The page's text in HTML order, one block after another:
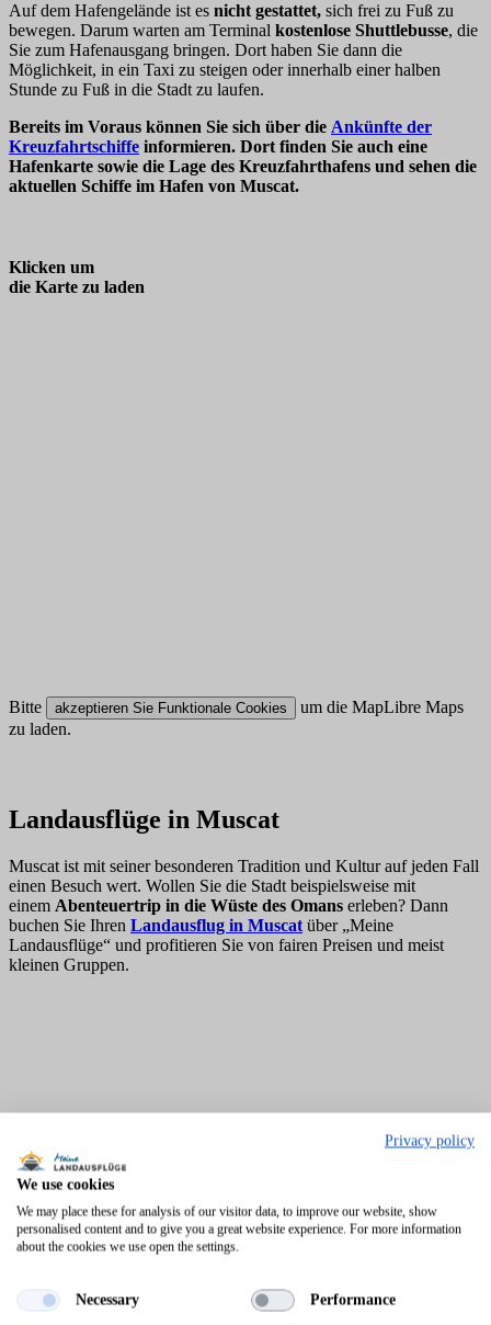
Auf dem Hafengelände ist es nicht gestattet, sich frei zu Fuß zu
bewegen. Darum warten am Terminal kostenlose Shuttlebusse, die
Sie zum Hafenausgang bringen. Dort haben Sie dann die
Möglichkeit, in ein Taxi zu steigen oder innerhalb einer halben
Stunde zu Fuß in die Stadt zu laufen.
Bereits im Voraus können Sie sich über die Ankünfte der
Kreuzfahrtschiffe informieren. Dort finden Sie auch eine
Hafenkarte sowie die Lage des Kreuzfahrthafens und sehen die
aktuellen Schiffe im Hafen von Muscat.
Klicken um
die Karte zu laden
Bitte akzeptieren Sie Funktionale Cookies
um die MapLibre Maps
zu laden.
Landausflüge in Muscat
Muscat ist mit seiner besonderen Tradition und Kultur auf jeden Fall
einen Besuch wert. Wollen Sie die Stadt beispielsweise mit
einem Abenteuertrip in die Wüste des Omans erleben? Dann
buchen Sie Ihren Landausflug in Muscat über „Meine
Landausflüge“ und profitieren Sie von fairen Preisen und meist
kleinen Gruppen.
Privacy policy
We use cookies
We may place these for analysis of our visitor data, to improve our website, show
personalised content and to give you a great website experience. For more information
about the cookies we use open the settings.
Necessary Performance